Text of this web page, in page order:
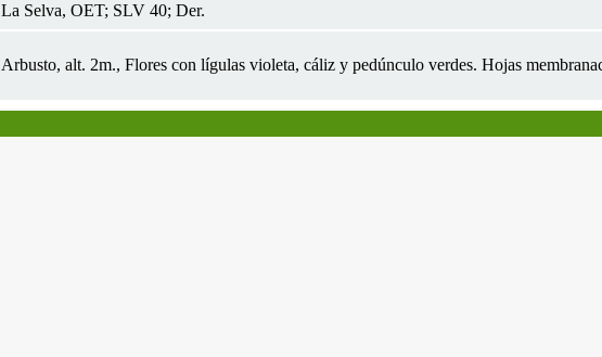
La Selva, OET; SLV 40; Der.
Arbusto, alt. 2m., Flores con lígulas violeta, cáliz y pedúnculo verdes. Hojas